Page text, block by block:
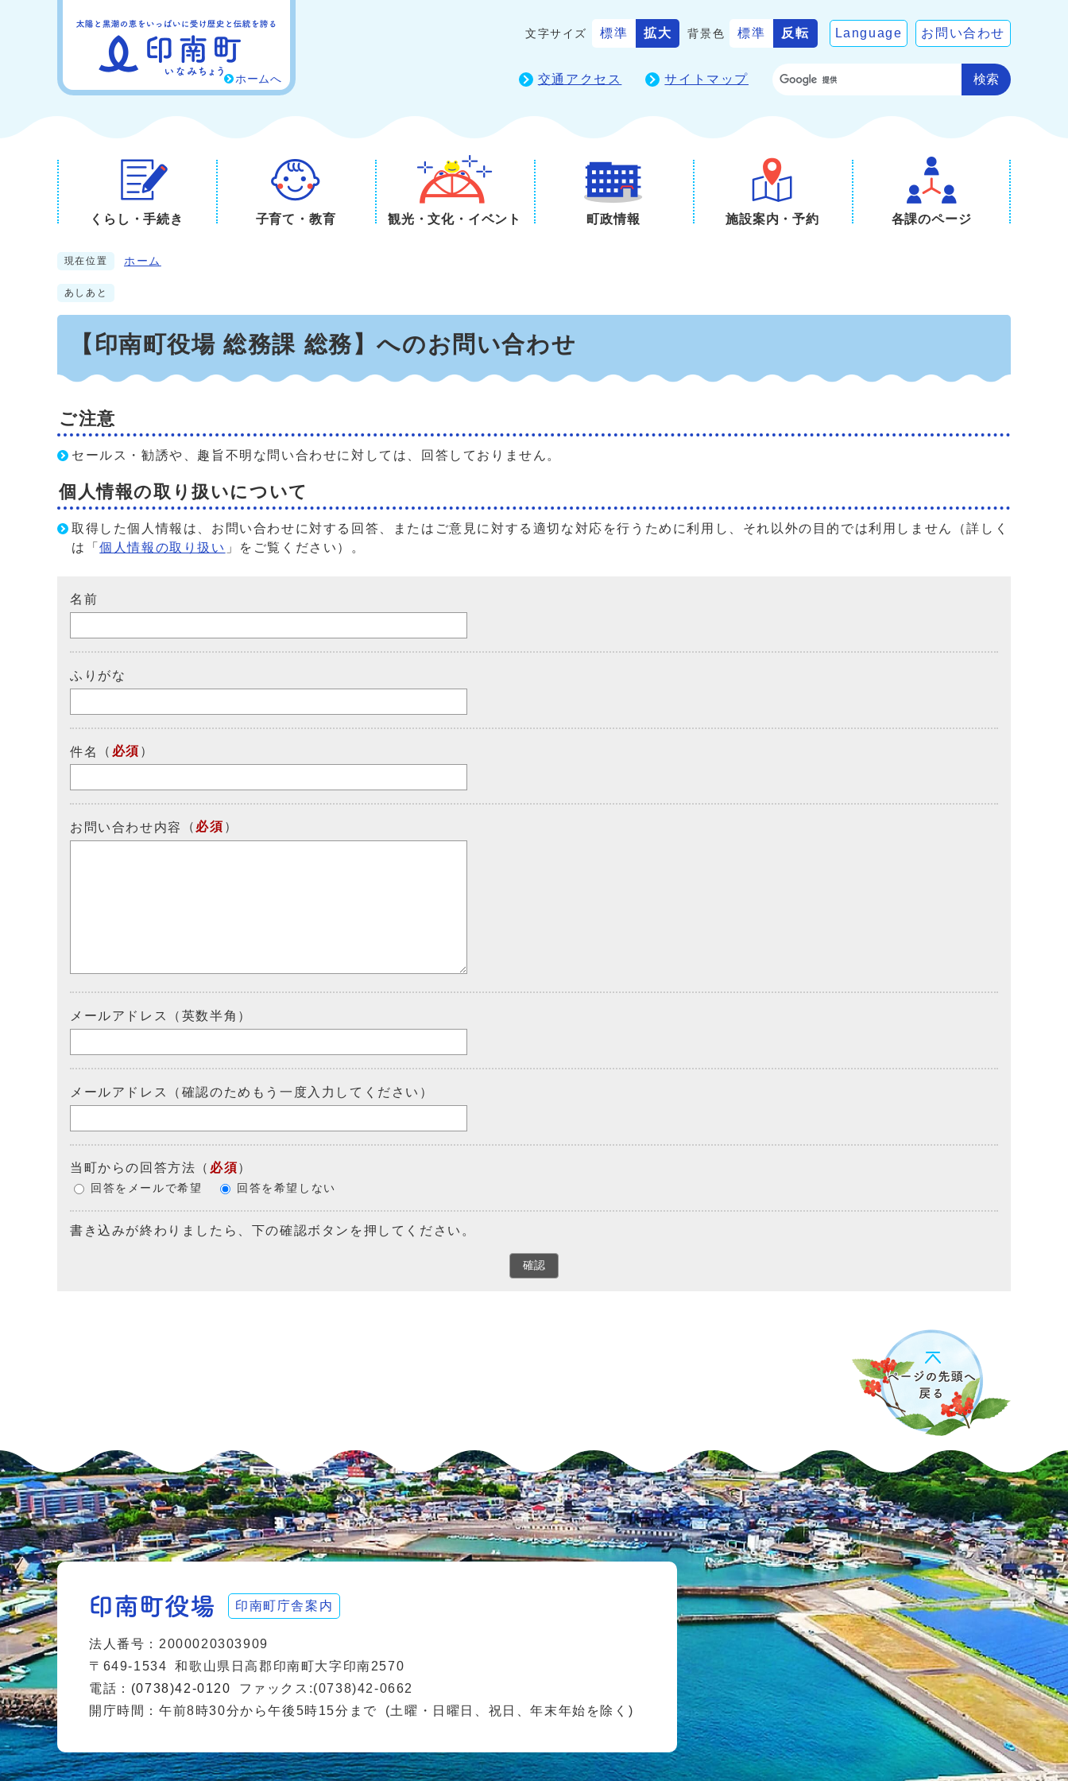
ホームへ
文字サイズ 標準 拡大 背景色 標準 反転 Language お問い合わせ
交通アクセス サイトマップ 検索
くらし・手続き 子育て・教育 観光・文化・イベント 町政情報 施設案内・予約 各課のページ
現在位置 ホーム
あしあと
【印南町役場 総務課 総務】へのお問い合わせ
ご注意
セールス・勧誘や、趣旨不明な問い合わせに対しては、回答しておりません。
個人情報の取り扱いについて
取得した個人情報は、お問い合わせに対する回答、またはご意見に対する適切な対応を行うために利用し、それ以外の目的では利用しません（詳しく
は「個人情報の取り扱い 」をご覧ください）。
名前
ふりがな
件名 （ 必須 ）
お問い合わせ内容 （ 必須 ）
メールアドレス（英数半角）
メールアドレス（確認のためもう一度入力してください）
当町からの回答方法 （ 必須）
回答をメールで希望 回答を希望しない
書き込みが終わりましたら、下の確認ボタンを押してください。
確認
印南町庁舎案内
法人番号：2000020303909
〒649-1534
和歌山県日高郡印南町大字印南2570
電話： (0738)42-0120
ファックス:(0738)42-0662
開庁時間：午前8時30分から午後5時15分まで
(土曜・日曜日、祝日、年末年始を除く)